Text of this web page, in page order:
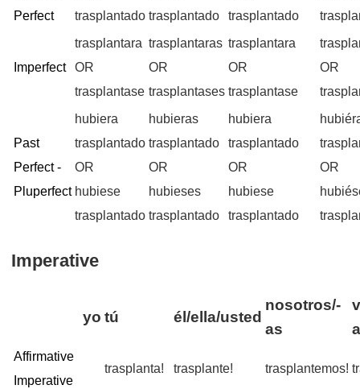
Perfect
trasplantado trasplantado
trasplantado
Imperfect
trasplantara
OR
trasplantase
trasplantaras
OR
trasplantases
trasplantara
OR
trasplantase
OR
Past
Perfect -
Pluperfect
hubiera
trasplantado
OR
hubiese
trasplantado
hubieras
trasplantado
OR
hubieses
trasplantado
hubiera
trasplantado
OR
hubiese
trasplantado
OR
Imperative
yo tú él/ella/usted
nosotros/-
as
Affirmative
Imperative
trasplanta! trasplante! trasplantemos!